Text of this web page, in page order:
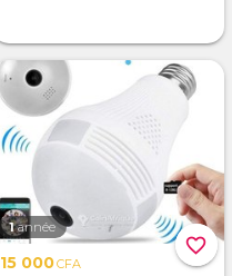
favorite_border
1 année
15 000CFA